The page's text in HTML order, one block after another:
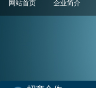
网站首页 企业简介